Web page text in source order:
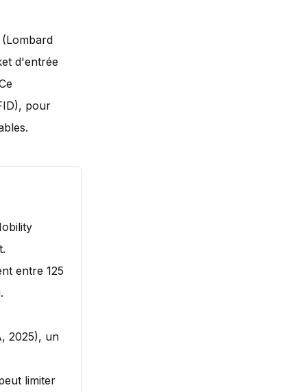
d'entrée
pour
entre 125
2025), un
limiter